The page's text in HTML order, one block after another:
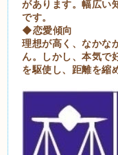
があります。幅広い
です。
◆恋愛傾向
理想が高く、なかな
ん。しかし、本気で
を駆使し、距離を縮